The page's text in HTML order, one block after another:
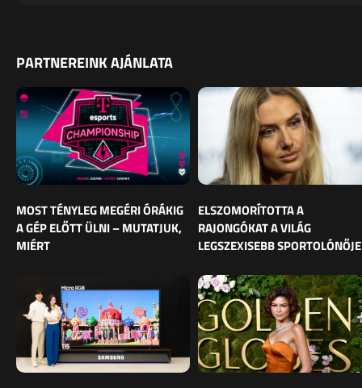
PARTNEREINK AJÁNLATA
MOST TÉNYLEG MEGÉRI ÓRÁKIG
A GÉP ELŐTT ÜLNI – MUTATJUK,
MIÉRT
ELSZOMORÍTOTTA A
RAJONGÓKAT A VILÁG
LEGSZEXISEBB SPORTOLÓNŐJE